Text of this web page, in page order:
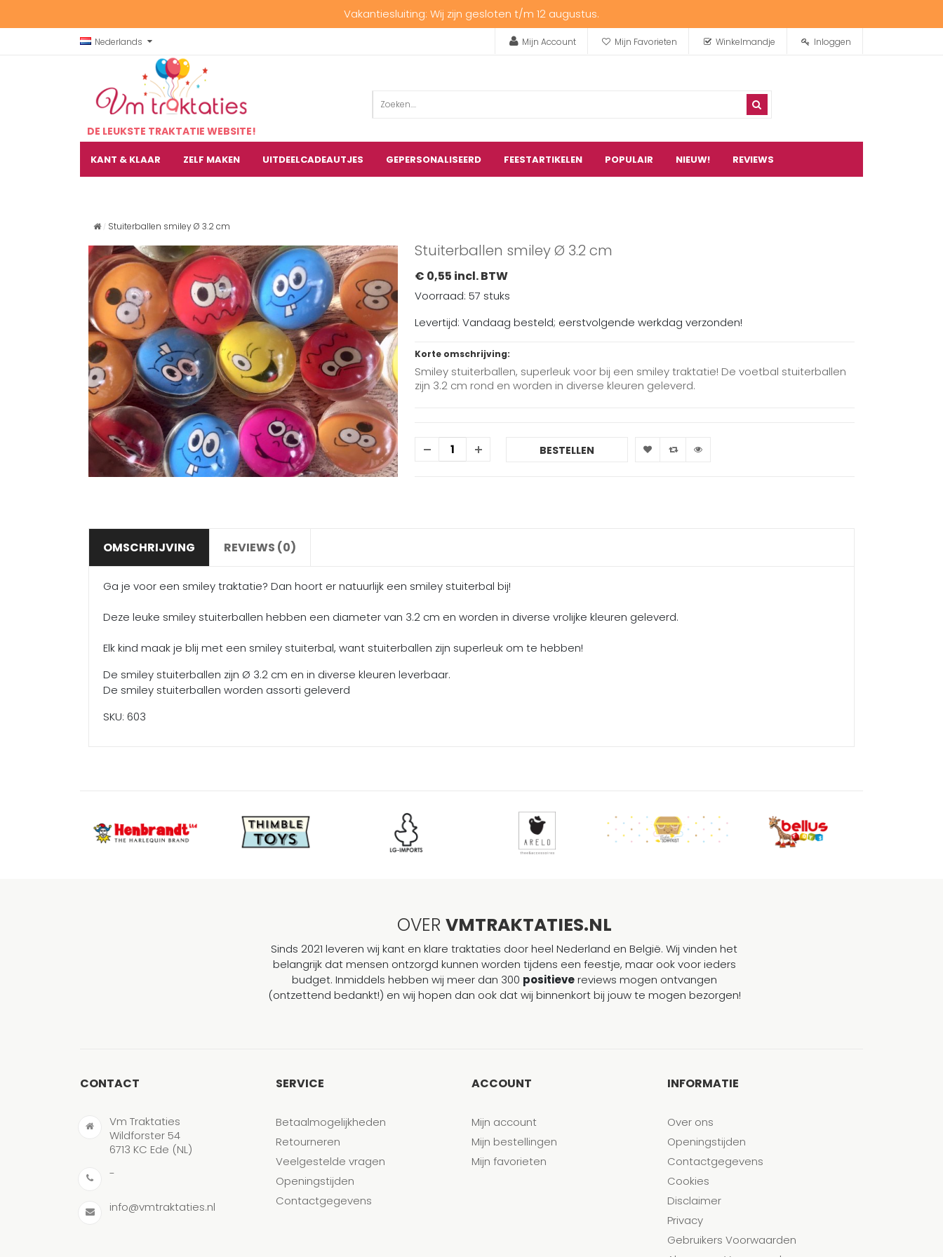
Vakantiesluiting: Wij zijn gesloten t/m 12 augustus.
Nederlands Mijn Account Mijn Favorieten Winkelmandje Inloggen
DE LEUKSTE TRAKTATIE WEBSITE!
KANT & KLAAR ZELF MAKEN UITDEELCADEAUTJES GEPERSONALISEERD FEESTARTIKELEN POPULAIR NIEUW! REVIEWS
Stuiterballen smiley Ø 3.2 cm
Stuiterballen smiley Ø 3.2 cm
€ 0,55 incl. BTW
Voorraad: 57 stuks
Levertijd: Vandaag besteld; eerstvolgende werkdag verzonden!
Korte omschrijving:
Smiley stuiterballen, superleuk voor bij een smiley traktatie! De voetbal stuiterballen
zijn 3.2 cm rond en worden in diverse kleuren geleverd.
BESTELLEN
OMSCHRIJVING REVIEWS (0)
Ga je voor een smiley traktatie? Dan hoort er natuurlijk een smiley stuiterbal bij!
Deze leuke smiley stuiterballen hebben een diameter van 3.2 cm en worden in diverse vrolijke kleuren geleverd.
Elk kind maak je blij met een smiley stuiterbal, want stuiterballen zijn superleuk om te hebben!
De smiley stuiterballen zijn Ø 3.2 cm en in diverse kleuren leverbaar.
De smiley stuiterballen worden assorti geleverd
SKU: 603
OVER VMTRAKTATIES.NL
Sinds 2021 leveren wij kant en klare traktaties door heel Nederland en België. Wij vinden het
belangrijk dat mensen ontzorgd kunnen worden tijdens een feestje, maar ook voor ieders
budget. Inmiddels hebben wij meer dan 300 positievereviews mogen ontvangen
(ontzettend bedankt!) en wij hopen dan ook dat wij binnenkort bij jouw te mogen bezorgen!
CONTACT
Vm Traktaties
Wildforster 54
6713 KC Ede (NL)
-
info@vmtraktaties.nl
SERVICE
Betaalmogelijkheden
Retourneren
Veelgestelde vragen
Openingstijden
Contactgegevens
ACCOUNT
Mijn account
Mijn bestellingen
Mijn favorieten
INFORMATIE
Over ons
Openingstijden
Contactgegevens
Cookies
Disclaimer
Privacy
Gebruikers Voorwaarden